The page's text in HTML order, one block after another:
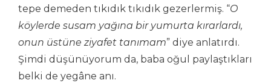
tepe demeden tıkıdık tıkıdık gezerlermiş. “O
köylerde susam yağına bir yumurta kırarlardı,
onun üstüne ziyafet tanımam” diye anlatırdı.
Şimdi düşünüyorum da, baba oğul paylaştıkları
belki de yegâne anı.